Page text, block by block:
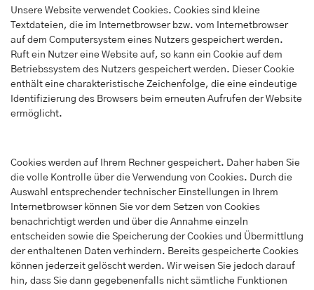
Unsere Website verwendet Cookies. Cookies sind kleine
Textdateien, die im Internetbrowser bzw. vom Internetbrowser
auf dem Computersystem eines Nutzers gespeichert werden.
Ruft ein Nutzer eine Website auf, so kann ein Cookie auf dem
Betriebssystem des Nutzers gespeichert werden. Dieser Cookie
enthält eine charakteristische Zeichenfolge, die eine eindeutige
Identifizierung des Browsers beim erneuten Aufrufen der Website
ermöglicht.
Cookies werden auf Ihrem Rechner gespeichert. Daher haben Sie
die volle Kontrolle über die Verwendung von Cookies. Durch die
Auswahl entsprechender technischer Einstellungen in Ihrem
Internetbrowser können Sie vor dem Setzen von Cookies
benachrichtigt werden und über die Annahme einzeln
entscheiden sowie die Speicherung der Cookies und Übermittlung
der enthaltenen Daten verhindern. Bereits gespeicherte Cookies
können jederzeit gelöscht werden. Wir weisen Sie jedoch darauf
hin, dass Sie dann gegebenenfalls nicht sämtliche Funktionen